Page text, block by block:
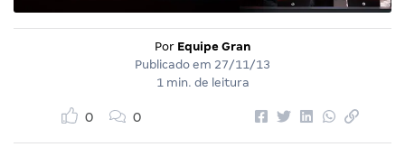
Por Equipe Gran
Publicado em 27/11/13
1 min. de leitura
0 0